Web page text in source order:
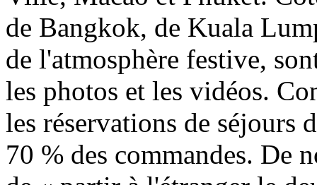
de Bangkok, de Kuala
de l'atmosphère festive,
les photos et les vidéos.
les réservations de séjours
70 % des commandes. De